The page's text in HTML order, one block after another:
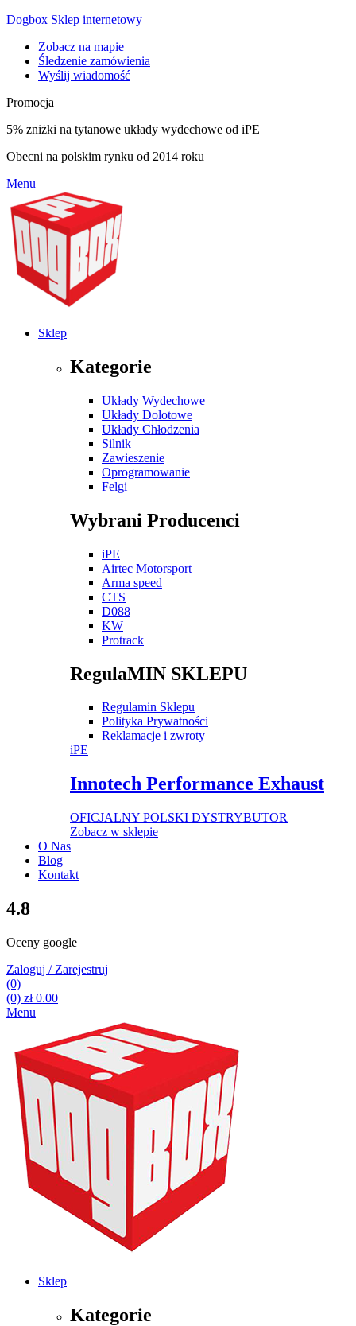
Dogbox Sklep internetowy
Zobacz na mapie
Śledzenie zamówienia
Wyślij wiadomość
Promocja
5% zniżki na tytanowe układy wydechowe od iPE
Obecni na polskim rynku od 2014 roku
Menu
Sklep
Kategorie
Układy Wydechowe
Układy Dolotowe
Układy Chłodzenia
Silnik
Zawieszenie
Oprogramowanie
Felgi
Wybrani Producenci
iPE
Airtec Motorsport
Arma speed
CTS
D088
KW
Protrack
RegulaMIN SKLEPU
Regulamin Sklepu
Polityka Prywatności
Reklamacje i zwroty
iPE
Innotech Performance Exhaust
OFICJALNY POLSKI DYSTRYBUTOR
Zobacz w sklepie
O Nas
Blog
Kontakt
4.8
Oceny google
Zaloguj / Zarejestruj
(0)
(0) zł0.00
Menu
Sklep
Kategorie